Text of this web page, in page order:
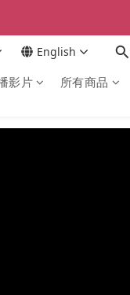
English
影片 所有商品